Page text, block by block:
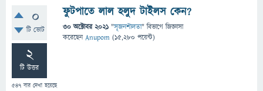
0
টি ভোট
2
টি উত্তর
547 বার দেখা হয়েছে
ফুটপাতে লাল হলুদ টাইলস কেন?
30 অক্টোবর 2021 "সৃজনশীলতা" বিভাগে জিজ্ঞাসা
করেছেনAnupom (15,280 পয়েন্ট)